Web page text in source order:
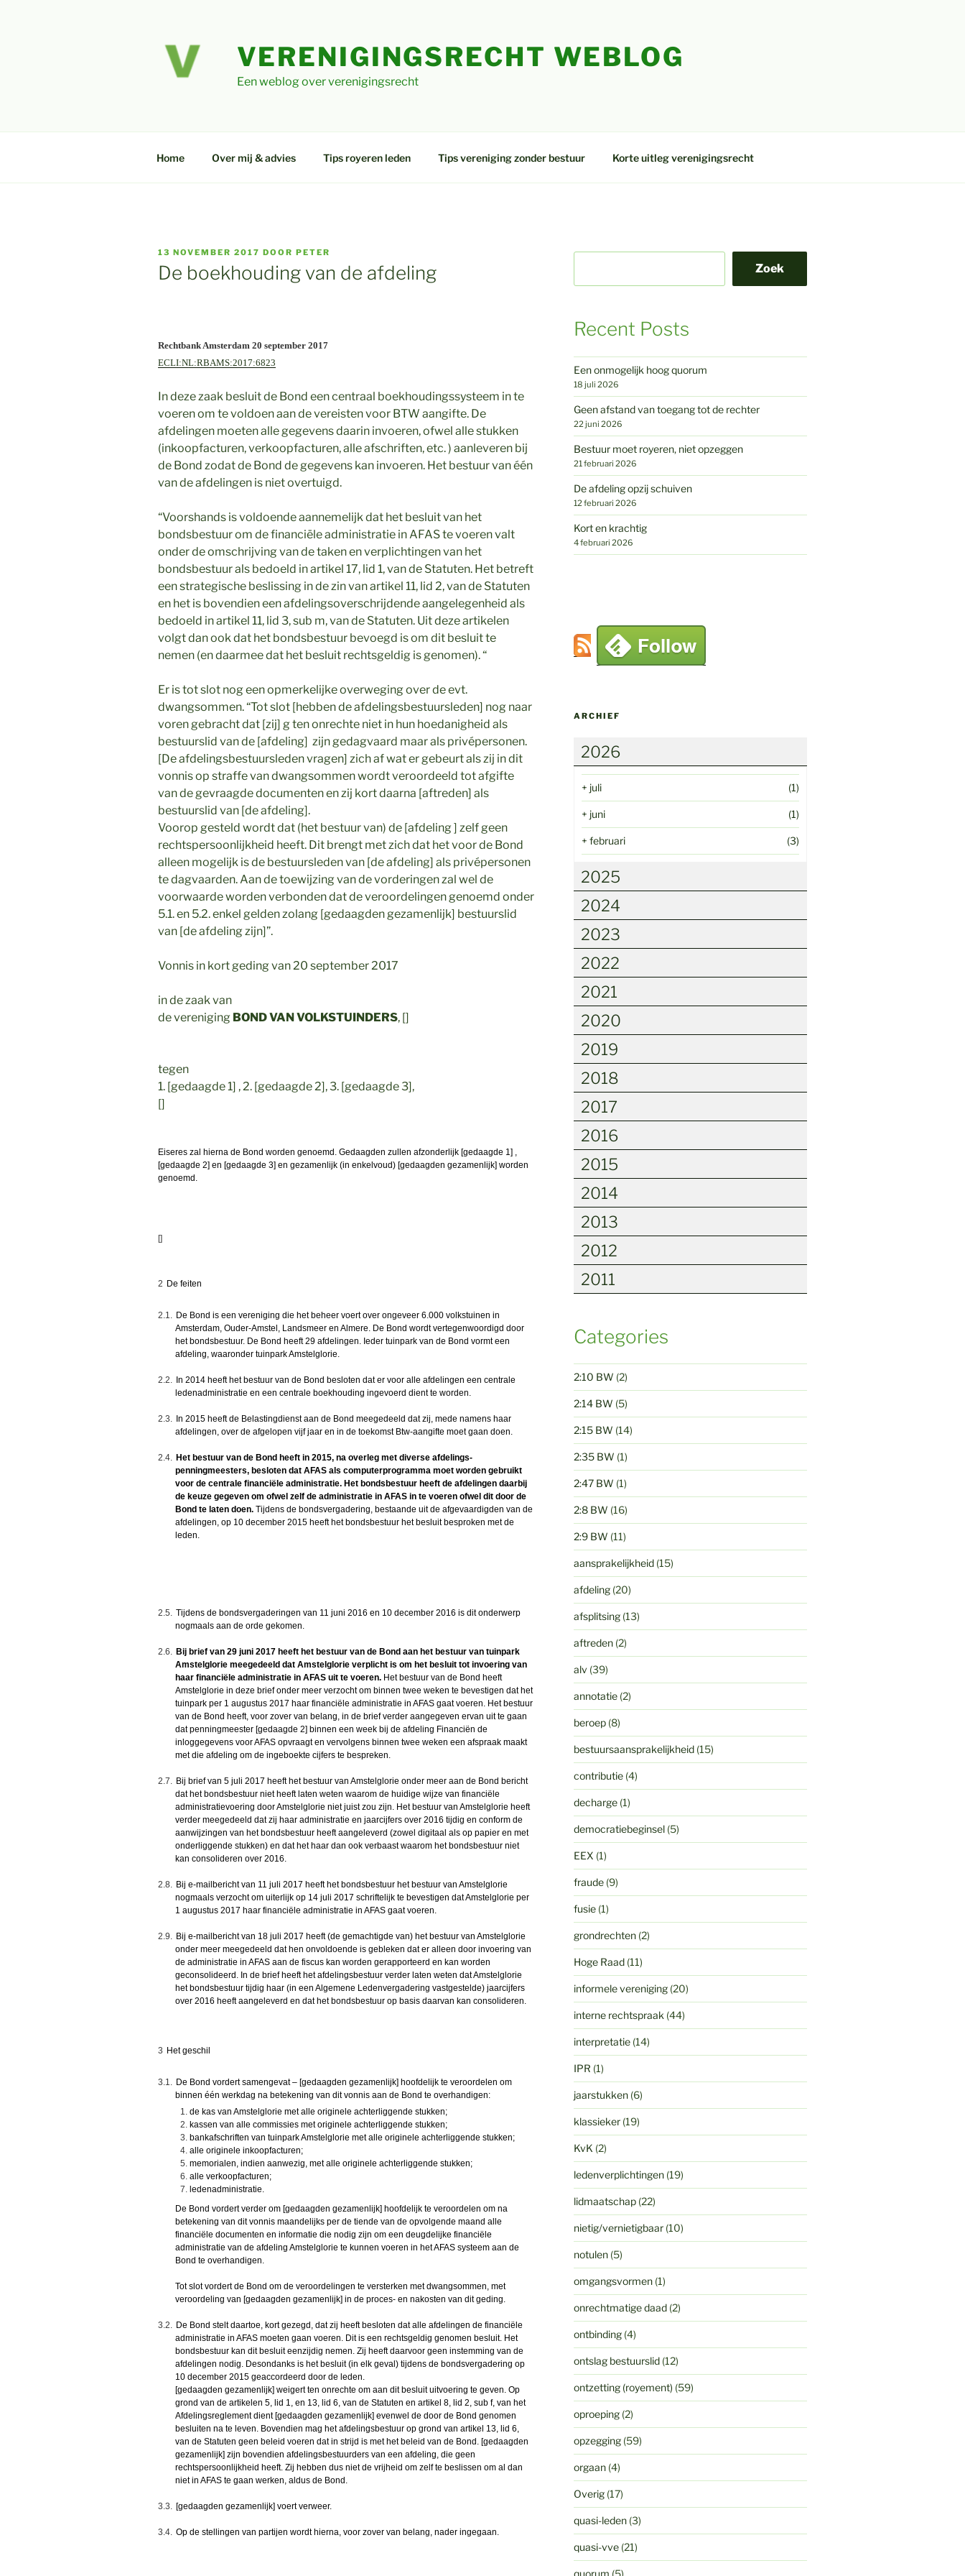
VERENIGINGSRECHT WEBLOG
Een weblog over verenigingsrecht
Home Over mij & advies Tips royeren leden Tips vereniging zonder bestuur Korte uitleg verenigingsrecht
GEPLAATST
OP
13 NOVEMBER 2017 DOOR PETER
De boekhouding van de afdeling
Rechtbank Amsterdam 20 september 2017
ECLI:NL:RBAMS:2017:6823
In deze zaak besluit de Bond een centraal boekhoudingssysteem in te
voeren om te voldoen aan de vereisten voor BTW aangifte. De
afdelingen moeten alle gegevens daarin invoeren, ofwel alle stukken
(inkoopfacturen, verkoopfacturen, alle afschriften, etc. ) aanleveren bij
de Bond zodat de Bond de gegevens kan invoeren. Het bestuur van één
van de afdelingen is niet overtuigd.
“Voorshands is voldoende aannemelijk dat het besluit van het
bondsbestuur om de financiële administratie in AFAS te voeren valt
onder de omschrijving van de taken en verplichtingen van het
bondsbestuur als bedoeld in artikel 17, lid 1, van de Statuten. Het betreft
een strategische beslissing in de zin van artikel 11, lid 2, van de Statuten
en het is bovendien een afdelingsoverschrijdende aangelegenheid als
bedoeld in artikel 11, lid 3, sub m, van de Statuten. Uit deze artikelen
volgt dan ook dat het bondsbestuur bevoegd is om dit besluit te
nemen (en daarmee dat het besluit rechtsgeldig is genomen). “
Er is tot slot nog een opmerkelijke overweging over de evt.
dwangsommen. “Tot slot [hebben de afdelingsbestuursleden] nog naar
voren gebracht dat [zij] g ten onrechte niet in hun hoedanigheid als
bestuurslid van de [afdeling] zijn gedagvaard maar als privépersonen.
[De afdelingsbestuursleden vragen] zich af wat er gebeurt als zij in dit
vonnis op straffe van dwangsommen wordt veroordeeld tot afgifte
van de gevraagde documenten en zij kort daarna [aftreden] als
bestuurslid van [de afdeling].
Voorop gesteld wordt dat (het bestuur van) de [afdeling ] zelf geen
rechtspersoonlijkheid heeft. Dit brengt met zich dat het voor de Bond
alleen mogelijk is de bestuursleden van [de afdeling] als privépersonen
te dagvaarden. Aan de toewijzing van de vorderingen zal wel de
voorwaarde worden verbonden dat de veroordelingen genoemd onder
5.1. en 5.2. enkel gelden zolang [gedaagden gezamenlijk] bestuurslid
van [de afdeling zijn]”.
Vonnis in kort geding van 20 september 2017
in de zaak van
de vereniging BOND VAN VOLKSTUINDERS, []
tegen
1. [gedaagde 1] , 2. [gedaagde 2], 3. [gedaagde 3],
[]
Eiseres zal hierna de Bond worden genoemd. Gedaagden zullen afzonderlijk [gedaagde 1] ,
[gedaagde 2] en [gedaagde 3] en gezamenlijk (in enkelvoud) [gedaagden gezamenlijk] worden
genoemd.
[]
2 De feiten
2.1. De Bond is een vereniging die het beheer voert over ongeveer 6.000 volkstuinen in
Amsterdam, Ouder-Amstel, Landsmeer en Almere. De Bond wordt vertegenwoordigd door
het bondsbestuur. De Bond heeft 29 afdelingen. Ieder tuinpark van de Bond vormt een
afdeling, waaronder tuinpark Amstelglorie.
2.2. In 2014 heeft het bestuur van de Bond besloten dat er voor alle afdelingen een centrale
ledenadministratie en een centrale boekhouding ingevoerd dient te worden.
2.3. In 2015 heeft de Belastingdienst aan de Bond meegedeeld dat zij, mede namens haar
afdelingen, over de afgelopen vijf jaar en in de toekomst Btw-aangifte moet gaan doen.
2.4. Het bestuur van de Bond heeft in 2015, na overleg met diverse afdelings-
penningmeesters, besloten dat AFAS als computerprogramma moet worden gebruikt
voor de centrale financiële administratie. Het bondsbestuur heeft de afdelingen daarbij
de keuze gegeven om ofwel zelf de administratie in AFAS in te voeren ofwel dit door de
Bond te laten doen. Tijdens de bondsvergadering, bestaande uit de afgevaardigden van de
afdelingen, op 10 december 2015 heeft het bondsbestuur het besluit besproken met de
leden.
2.5. Tijdens de bondsvergaderingen van 11 juni 2016 en 10 december 2016 is dit onderwerp
nogmaals aan de orde gekomen.
2.6. Bij brief van 29 juni 2017 heeft het bestuur van de Bond aan het bestuur van tuinpark
Amstelglorie meegedeeld dat Amstelglorie verplicht is om het besluit tot invoering van
haar financiële administratie in AFAS uit te voeren. Het bestuur van de Bond heeft
Amstelglorie in deze brief onder meer verzocht om binnen twee weken te bevestigen dat het
tuinpark per 1 augustus 2017 haar financiële administratie in AFAS gaat voeren. Het bestuur
van de Bond heeft, voor zover van belang, in de brief verder aangegeven ervan uit te gaan
dat penningmeester [gedaagde 2] binnen een week bij de afdeling Financiën de
inloggegevens voor AFAS opvraagt en vervolgens binnen twee weken een afspraak maakt
met die afdeling om de ingeboekte cijfers te bespreken.
2.7. Bij brief van 5 juli 2017 heeft het bestuur van Amstelglorie onder meer aan de Bond bericht
dat het bondsbestuur niet heeft laten weten waarom de huidige wijze van financiële
administratievoering door Amstelglorie niet juist zou zijn. Het bestuur van Amstelglorie heeft
verder meegedeeld dat zij haar administratie en jaarcijfers over 2016 tijdig en conform de
aanwijzingen van het bondsbestuur heeft aangeleverd (zowel digitaal als op papier en met
onderliggende stukken) en dat het haar dan ook verbaast waarom het bondsbestuur niet
kan consolideren over 2016.
2.8. Bij e-mailbericht van 11 juli 2017 heeft het bondsbestuur het bestuur van Amstelglorie
nogmaals verzocht om uiterlijk op 14 juli 2017 schriftelijk te bevestigen dat Amstelglorie per
1 augustus 2017 haar financiële administratie in AFAS gaat voeren.
2.9. Bij e-mailbericht van 18 juli 2017 heeft (de gemachtigde van) het bestuur van Amstelglorie
onder meer meegedeeld dat hen onvoldoende is gebleken dat er alleen door invoering van
de administratie in AFAS aan de fiscus kan worden gerapporteerd en kan worden
geconsolideerd. In de brief heeft het afdelingsbestuur verder laten weten dat Amstelglorie
het bondsbestuur tijdig haar (in een Algemene Ledenvergadering vastgestelde) jaarcijfers
over 2016 heeft aangeleverd en dat het bondsbestuur op basis daarvan kan consolideren.
3 Het geschil
3.1. De Bond vordert samengevat – [gedaagden gezamenlijk] hoofdelijk te veroordelen om
binnen één werkdag na betekening van dit vonnis aan de Bond te overhandigen:
de kas van Amstelglorie met alle originele achterliggende stukken;
kassen van alle commissies met originele achterliggende stukken;
bankafschriften van tuinpark Amstelglorie met alle originele achterliggende stukken;
alle originele inkoopfacturen;
memorialen, indien aanwezig, met alle originele achterliggende stukken;
alle verkoopfacturen;
ledenadministratie.
De Bond vordert verder om [gedaagden gezamenlijk] hoofdelijk te veroordelen om na
betekening van dit vonnis maandelijks per de tiende van de opvolgende maand alle
financiële documenten en informatie die nodig zijn om een deugdelijke financiële
administratie van de afdeling Amstelglorie te kunnen voeren in het AFAS systeem aan de
Bond te overhandigen.
Tot slot vordert de Bond om de veroordelingen te versterken met dwangsommen, met
veroordeling van [gedaagden gezamenlijk] in de proces- en nakosten van dit geding.
3.2.
De Bond stelt daartoe, kort gezegd, dat zij heeft besloten dat alle afdelingen de financiële
administratie in AFAS moeten gaan voeren. Dit is een rechtsgeldig genomen besluit. Het
bondsbestuur kan dit besluit eenzijdig nemen. Zij heeft daarvoor geen instemming van de
afdelingen nodig. Desondanks is het besluit (in elk geval) tijdens de bondsvergadering op
10 december 2015 geaccordeerd door de leden.
[gedaagden gezamenlijk] weigert ten onrechte om aan dit besluit uitvoering te geven. Op
grond van de artikelen 5, lid 1, en 13, lid 6, van de Statuten en artikel 8, lid 2, sub f, van het
Afdelingsreglement dient [gedaagden gezamenlijk] evenwel de door de Bond genomen
besluiten na te leven. Bovendien mag het afdelingsbestuur op grond van artikel 13, lid 6,
van de Statuten geen beleid voeren dat in strijd is met het beleid van de Bond. [gedaagden
gezamenlijk] zijn bovendien afdelingsbestuurders van een afdeling, die geen
rechtspersoonlijkheid heeft. Zij hebben dus niet de vrijheid om zelf te beslissen om al dan
niet in AFAS te gaan werken, aldus de Bond.
3.3. [gedaagden gezamenlijk] voert verweer.
3.4. Op de stellingen van partijen wordt hierna, voor zover van belang, nader ingegaan.
Zoek
Recent Posts
Een onmogelijk hoog quorum
18 juli 2026
Geen afstand van toegang tot de rechter
22 juni 2026
Bestuur moet royeren, niet opzeggen
21 februari 2026
De afdeling opzij schuiven
12 februari 2026
Kort en krachtig
4 februari 2026
ARCHIEF
2026
+ juli (1)
+ juni (1)
+ februari (3)
2025
2024
2023
2022
2021
2020
2019
2018
2017
2016
2015
2014
2013
2012
2011
Categories
2:10 BW (2)
2:14 BW (5)
2:15 BW (14)
2:35 BW (1)
2:47 BW (1)
2:8 BW (16)
2:9 BW (11)
aansprakelijkheid(15)
afdeling(20)
afsplitsing(13)
aftreden(2)
alv (39)
annotatie(2)
beroep(8)
bestuursaansprakelijkheid(15)
contributie(4)
decharge(1)
democratiebeginsel(5)
EEX (1)
fraude(9)
fusie(1)
grondrechten(2)
Hoge Raad(11)
informele vereniging(20)
interne rechtspraak (44)
interpretatie(14)
IPR (1)
jaarstukken(6)
klassieker(19)
KvK (2)
ledenverplichtingen(19)
lidmaatschap(22)
nietig/vernietigbaar(10)
notulen(5)
omgangsvormen(1)
onrechtmatige daad(2)
ontbinding(4)
ontslag bestuurslid(12)
ontzetting (royement) (59)
oproeping(2)
opzegging(59)
orgaan(4)
Overig(17)
quasi-leden(3)
quasi-vve(21)